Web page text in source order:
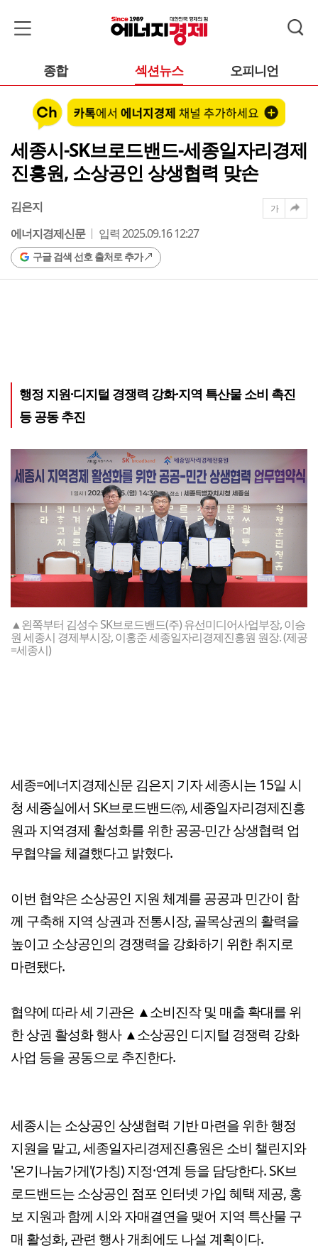
종합 섹션뉴스 오피니언
세종시-SK브로드밴드-세종일자리경제
진흥원, 소상공인 상생협력 맞손
김은지
에너지경제신문
입력 2025.09.16 12:27
구글 검색 선호 출처로 추가
가
행정 지원·디지털 경쟁력 강화·지역 특산물 소비 촉진
등 공동 추진
▲왼쪽부터 김성수 SK브로드밴드(주) 유선미디어사업부장, 이승
원 세종시 경제부시장, 이홍준 세종일자리경제진흥원 원장. (제공
=세종시)
세종=에너지경제신문 김은지 기자 세종시는 15일 시
청 세종실에서 SK브로드밴드㈜, 세종일자리경제진흥
원과 지역경제 활성화를 위한 공공-민간 상생협력 업
무협약을 체결했다고 밝혔다.
이번 협약은 소상공인 지원 체계를 공공과 민간이 함
께 구축해 지역 상권과 전통시장, 골목상권의 활력을
높이고 소상공인의 경쟁력을 강화하기 위한 취지로
마련됐다.
협약에 따라 세 기관은 ▲소비진작 및 매출 확대를 위
한 상권 활성화 행사 ▲소상공인 디지털 경쟁력 강화
사업 등을 공동으로 추진한다.
세종시는 소상공인 상생협력 기반 마련을 위한 행정
지원을 맡고, 세종일자리경제진흥원은 소비 챌린지와
'온기나눔가게'(가칭) 지정·연계 등을 담당한다. SK브
로드밴드는 소상공인 점포 인터넷 가입 혜택 제공, 홍
보 지원과 함께 시와 자매결연을 맺어 지역 특산물 구
매 활성화, 관련 행사 개최에도 나설 계획이다.